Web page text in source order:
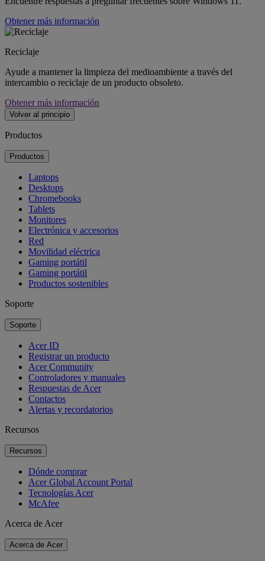
Obtener más información
Reciclaje
Ayude a mantener la limpieza del medioambiente a través del
intercambio o reciclaje de un producto obsoleto.
Obtener más información
Volver al principio
Productos
Productos
Laptops
Desktops
Chromebooks
Tablets
Monitores
Electrónica y accesorios
Red
Movilidad eléctrica
Gaming portátil
Gaming portátil
Productos sostenibles
Soporte
Soporte
Acer ID
Registrar un producto
Acer Community
Controladores y manuales
Respuestas de Acer
Contactos
Alertas y recordatorios
Recursos
Recursos
Dónde comprar
Acer Global Account Portal
Tecnologías Acer
McAfee
Acerca de Acer
Acerca de Acer